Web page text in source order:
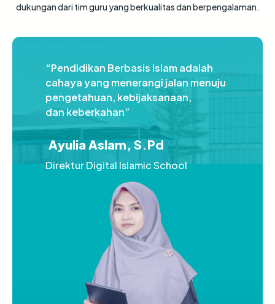
dukungan dari tim guru yang berkualitas dan berpengalaman.
“Pendidikan Berbasis Islam adalah
cahaya yang menerangi jalan menuju
pengetahuan, kebijaksanaan,
dan keberkahan”
Ayulia Aslam, S.Pd
Direktur Digital Islamic School